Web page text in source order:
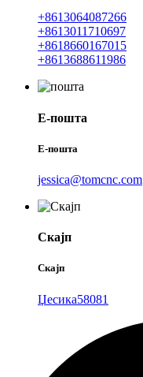
+8613064087266
+8613011710697
+8618660167015
+8613688611986
Е-пошта
Е-пошта
jessica@tomcnc.com
Скајп
Скајп
Џесика58081